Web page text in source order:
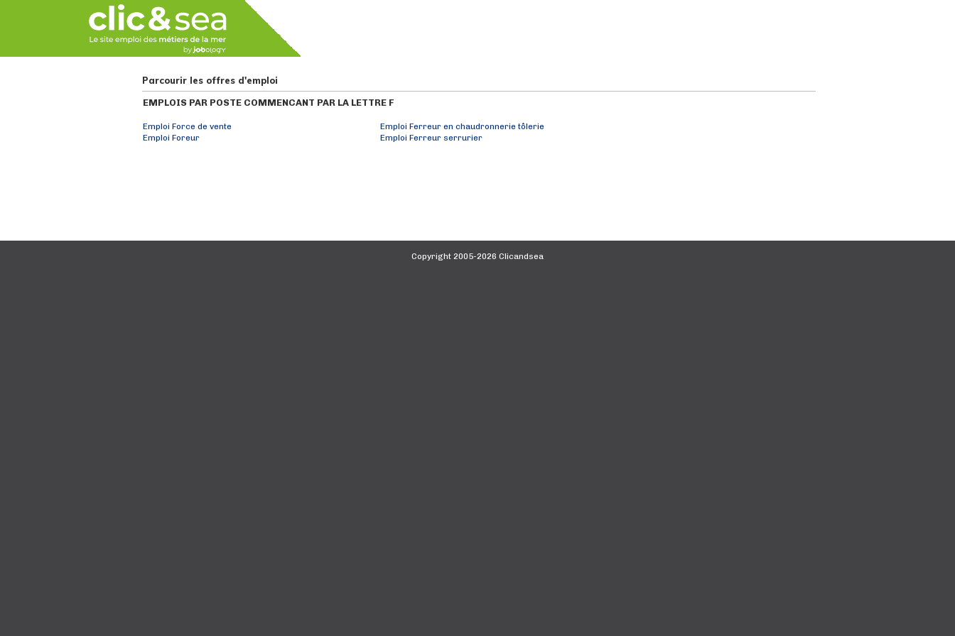
Parcourir les offres d'emploi
EMPLOIS PAR POSTE COMMENCANT PAR LA LETTRE F
Emploi Force de vente
Emploi Ferreur en chaudronnerie tôlerie
Emploi Foreur
Emploi Ferreur serrurier
Copyright 2005-2026 Clicandsea